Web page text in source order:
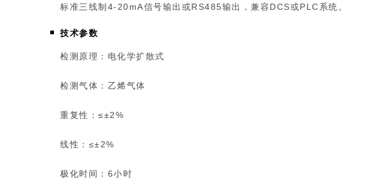
标准三线制4-20mA信号输出或RS485输出，兼容DCS或PLC系统。
技术参数
检测原理：电化学扩散式
检测气体：乙烯气体
重复性：≤±2%
线性：≤±2%
极化时间：6小时